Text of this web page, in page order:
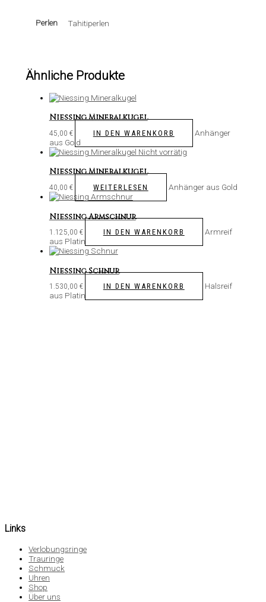
Perlen Tahitiperlen
Ähnliche Produkte
Niessing Mineralkugel
45,00 € IN DEN WARENKORB
Anhänger
aus Gold
Nicht vorrätig
Niessing Mineralkugel
40,00 € WEITERLESEN Anhänger aus Gold
Niessing Armschnur
1.125,00 € IN DEN WARENKORB
Armreif
aus Platin
Niessing Schnur
1.530,00 € IN DEN WARENKORB
Halsreif
aus Platin
Links
Verlobungsringe
Trauringe
Schmuck
Uhren
Shop
Über uns